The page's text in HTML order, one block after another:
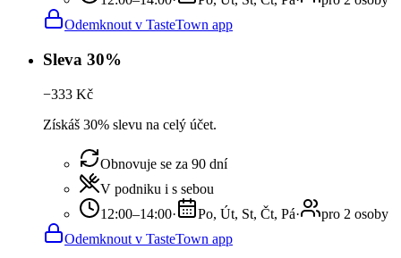
Odemknout v TasteTown app
Sleva 30%
−333 Kč
Získáš 30% slevu na celý účet.
Obnovuje se za 90 dní
V podniku i s sebou
12:00–14:00· Po, Út, St, Čt, Pá·
pro 2 osoby
Odemknout v TasteTown app